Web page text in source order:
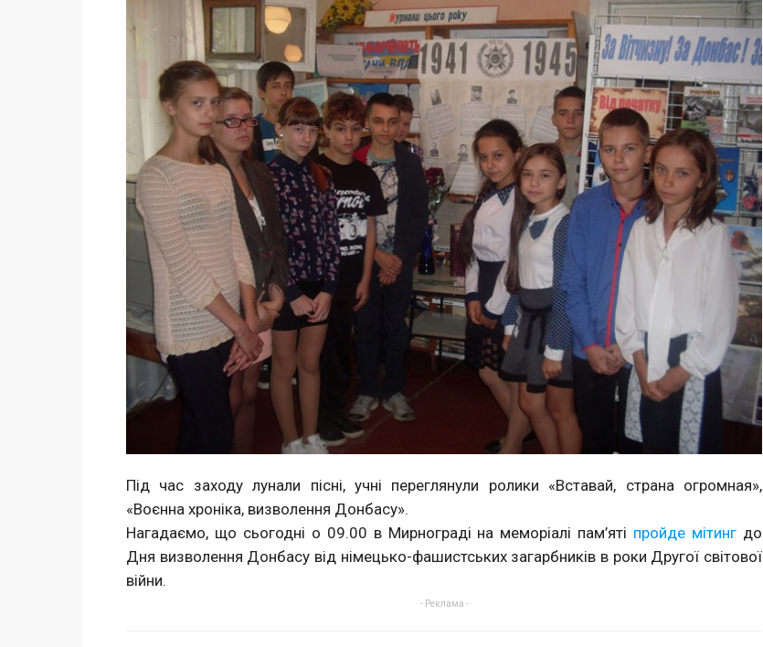
Під час заходу лунали пісні, учні переглянули ролики «Вставай, страна огромная»,
«Воєнна хроніка, визволення Донбасу».
Нагадаємо, що сьогодні о 09.00 в Мирнограді на меморіалі пам’яті пройде мітинг до
Дня визволення Донбасу від німецько-фашистських загарбників в роки Другої світової
війни.
- Реклама -